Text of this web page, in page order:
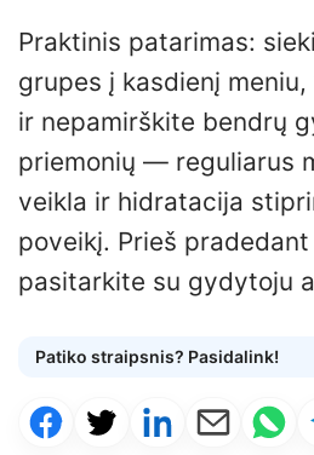
Praktinis patarimas:
grupes į kasdienį
ir nepamirškite bendrų
priemonių — reguliarus
veikla ir hidratacija
poveikį. Prieš
pasitarkite su gydytoju
Patiko straipsnis? Pasidalink!